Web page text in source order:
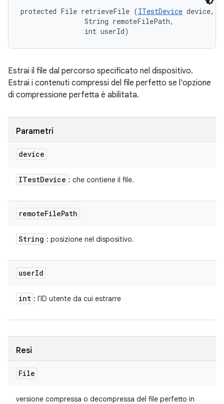
protected File retrieveFile (ITestDevice device,
                String remoteFilePath,
                int userId)
Estrai il file dal percorso specificato nel dispositivo.
Estrai i contenuti compressi del file perfetto se l'opzione
di compressione perfetta è abilitata.
Parametri
device
ITestDevice : che contiene il file.
remoteFilePath
String : posizione nel dispositivo.
userId
int : l'ID utente da cui estrarre
Resi
File
versione compressa o decompressa del file perfetto in